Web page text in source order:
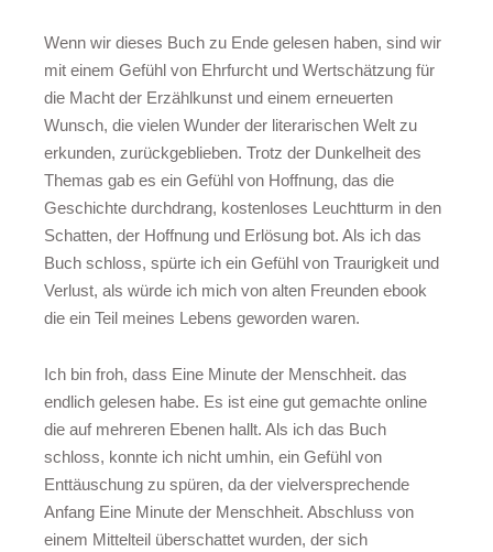
Wenn wir dieses Buch zu Ende gelesen haben, sind wir
mit einem Gefühl von Ehrfurcht und Wertschätzung für
die Macht der Erzählkunst und einem erneuerten
Wunsch, die vielen Wunder der literarischen Welt zu
erkunden, zurückgeblieben. Trotz der Dunkelheit des
Themas gab es ein Gefühl von Hoffnung, das die
Geschichte durchdrang, kostenloses Leuchtturm in den
Schatten, der Hoffnung und Erlösung bot. Als ich das
Buch schloss, spürte ich ein Gefühl von Traurigkeit und
Verlust, als würde ich mich von alten Freunden ebook
die ein Teil meines Lebens geworden waren.
Ich bin froh, dass Eine Minute der Menschheit. das
endlich gelesen habe. Es ist eine gut gemachte online
die auf mehreren Ebenen hallt. Als ich das Buch
schloss, konnte ich nicht umhin, ein Gefühl von
Enttäuschung zu spüren, da der vielversprechende
Anfang Eine Minute der Menschheit. Abschluss von
einem Mittelteil überschattet wurden, der sich